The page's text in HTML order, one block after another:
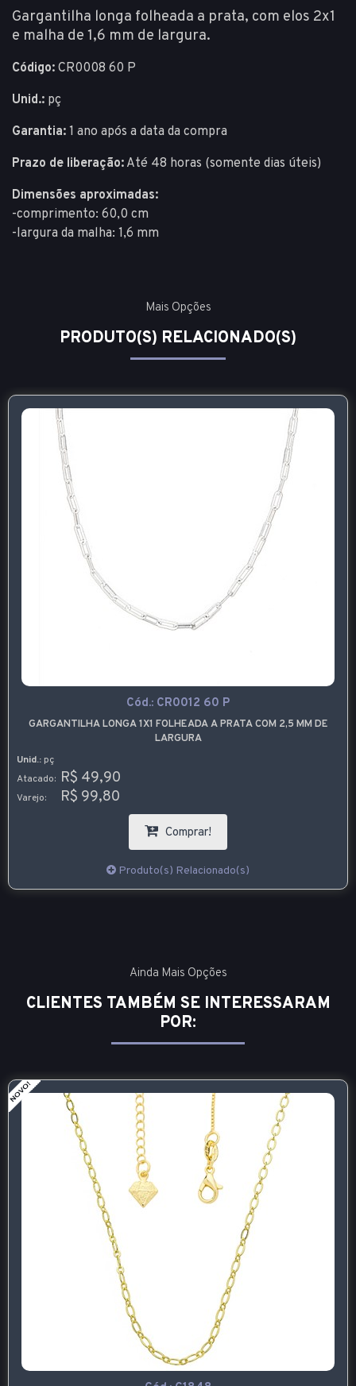
Gargantilha longa folheada a prata, com elos 2x1
e malha de 1,6 mm de largura.
Código: CR0008 60 P
Unid.: pç
Garantia: 1 ano após a data da compra
Prazo de liberação: Até 48 horas (somente dias úteis)
Dimensões aproximadas:
-comprimento: 60,0 cm
-largura da malha: 1,6 mm
Mais Opções
PRODUTO(S) RELACIONADO(S)
Cód.: CR0012 60 P
GARGANTILHA LONGA 1X1 FOLHEADA A PRATA COM 2,5 MM DE
LARGURA
Unid.: pç
Atacado: R$ 49,90
Varejo: R$ 99,80
Comprar!
Produto(s) Relacionado(s)
Ainda Mais Opções
CLIENTES TAMBÉM SE INTERESSARAM
POR: